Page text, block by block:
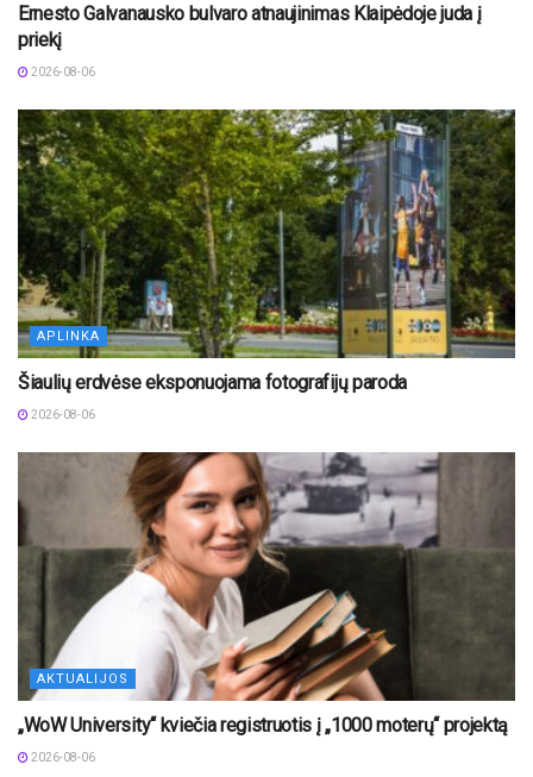
Ernesto Galvanausko bulvaro atnaujinimas Klaipėdoje juda į
priekį
2026-08-06
APLINKA
Šiaulių erdvėse eksponuojama fotografijų paroda
2026-08-06
AKTUALIJOS
„WoW University“ kviečia registruotis į „1000 moterų“ projektą
2026-08-06